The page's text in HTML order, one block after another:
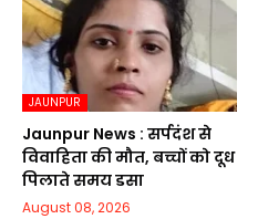
JAUNPUR
Jaunpur News : सर्पदंश से
विवाहिता की मौत, बच्चों को दूध
पिलाते समय डसा
August 08, 2026